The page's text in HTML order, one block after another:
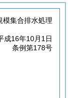
模集合排水処理
成16年10月1日
条例第178号